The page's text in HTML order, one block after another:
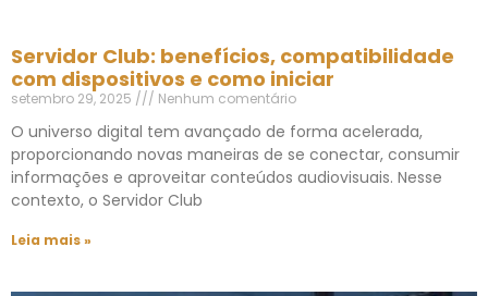
Servidor Club: benefícios, compatibilidade
com dispositivos e como iniciar
setembro 29, 2025 Nenhum comentário
O universo digital tem avançado de forma acelerada,
proporcionando novas maneiras de se conectar, consumir
informações e aproveitar conteúdos audiovisuais. Nesse
contexto, o Servidor Club
Leia mais »